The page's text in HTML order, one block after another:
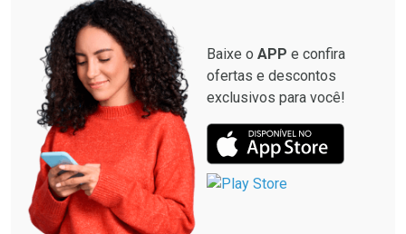
Baixe o APP e confira
ofertas e descontos
exclusivos para você!